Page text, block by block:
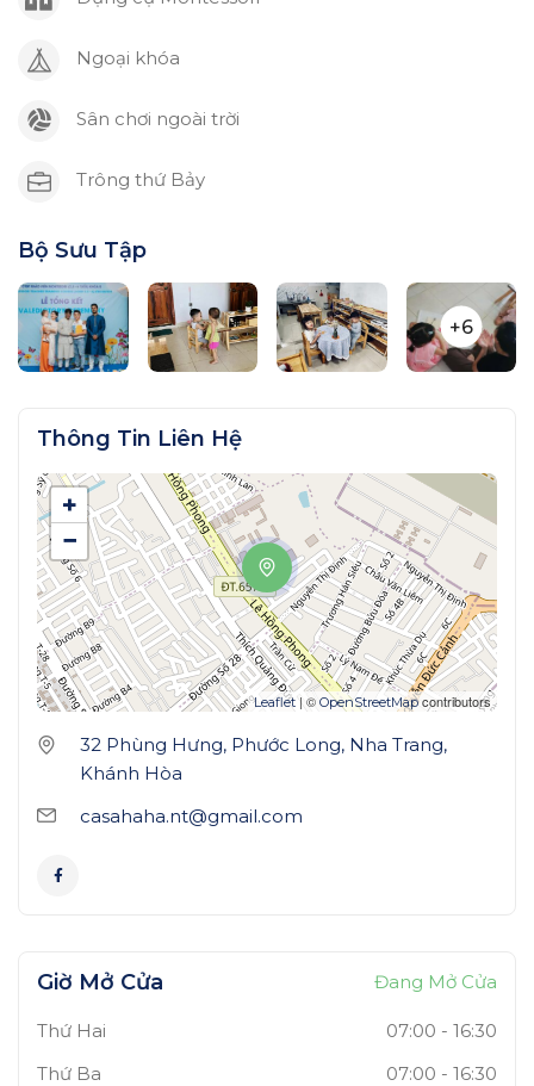
Ngoại khóa
Sân chơi ngoài trời
Trông thứ Bảy
Bộ Sưu Tập
+6
Thông Tin Liên Hệ
+
−
Leaflet | © OpenStreetMapcontributors
32 Phùng Hưng, Phước Long, Nha Trang,
Khánh Hòa
casahaha.nt@gmail.com
Giờ Mở Cửa Đang Mở Cửa
Thứ Hai 07:00 - 16:30
Thứ Ba
07:00 - 16:30